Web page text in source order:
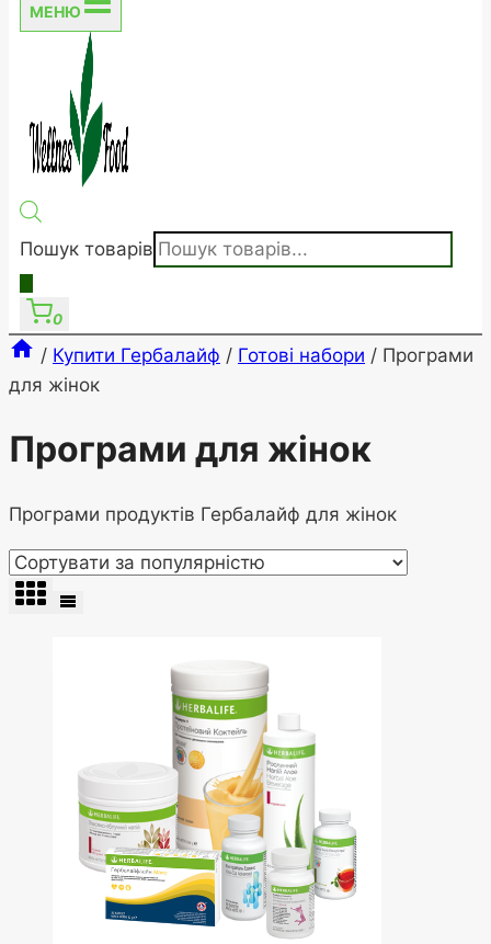
МЕНЮ
Пошук товарів
0
/ Купити Гербалайф / Готові набори / Програми
для жінок
Програми для жінок
Програми продуктів Гербалайф для жінок